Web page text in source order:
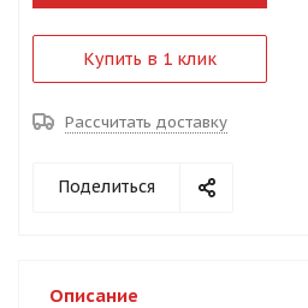
Купить в 1 клик
Рассчитать доставку
Поделиться
Описание